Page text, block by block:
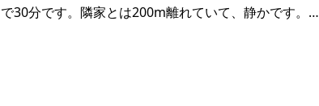
30分です。隣家とは200m離れていて、静かです。農